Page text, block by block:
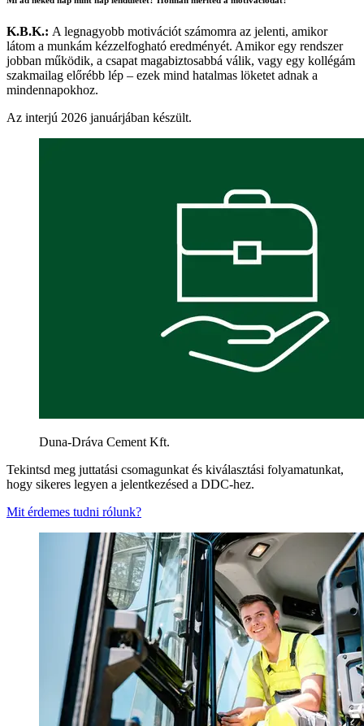
K.B.K.: A legnagyobb motivációt számomra az jelenti, amikor
látom a munkám kézzelfogható eredményét. Amikor egy rendszer
jobban működik, a csapat magabiztosabbá válik, vagy egy kollégám
szakmailag előrébb lép – ezek mind hatalmas löketet adnak a
mindennapokhoz.
Az interjú 2026 januárjában készült.
Duna-Dráva Cement Kft.
Tekintsd meg juttatási csomagunkat és kiválasztási folyamatunkat,
hogy sikeres legyen a jelentkezésed a DDC-hez.
Mit érdemes tudni rólunk?